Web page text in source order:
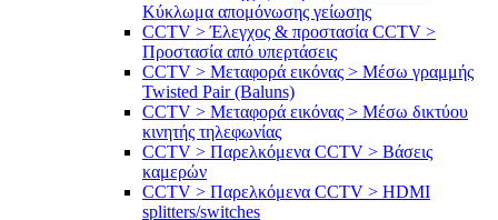
Κύκλωμα απομόνωσης γείωσης
CCTV > Έλεγχος & προστασία CCTV >
Προστασία από υπερτάσεις
CCTV > Μεταφορά εικόνας > Μέσω γραμμής
Twisted Pair (Baluns)
CCTV > Μεταφορά εικόνας > Μέσω δικτύου
κινητής τηλεφωνίας
CCTV > Παρελκόμενα CCTV > Bάσεις
καμερών
CCTV > Παρελκόμενα CCTV > HDMI
splitters/switches